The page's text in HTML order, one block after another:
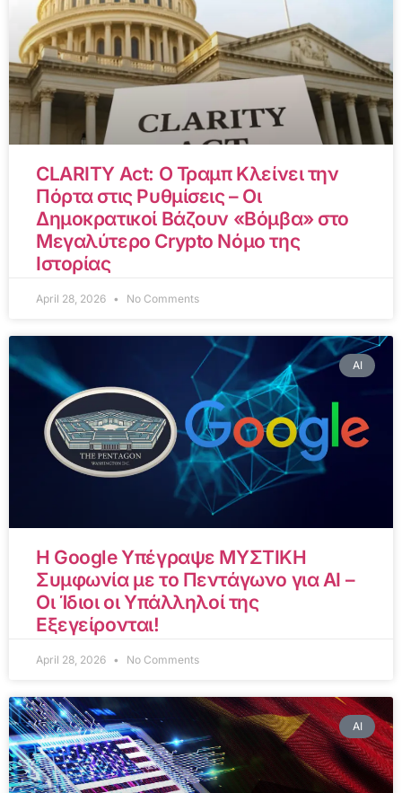
CLARITY Act: Ο Τραμπ Κλείνει την
Πόρτα στις Ρυθμίσεις – Οι
Δημοκρατικοί Βάζουν «Βόμβα» στο
Μεγαλύτερο Crypto Νόμο της
Ιστορίας
April 28, 2026 No Comments
AI
Η Google Υπέγραψε ΜΥΣΤΙΚΗ
Συμφωνία με το Πεντάγωνο για AI –
Οι Ίδιοι οι Υπάλληλοί της
Εξεγείρονται!
April 28, 2026 No Comments
AI